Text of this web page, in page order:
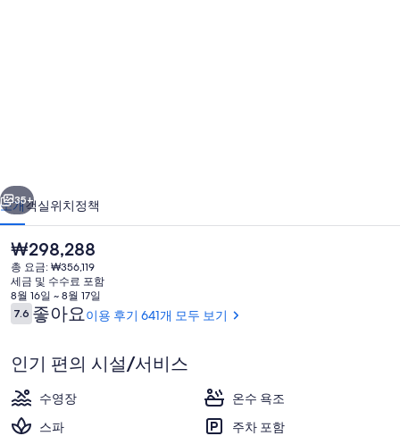
의
사
진
갤
러
푸드 코트
35+
소개객실위치정책
현
재
가
격
은
₩298,288
₩298,288
총 요금: ₩356,119
세금 및 수수료 포함
8월 16일 ~ 8월 17일
이
용
기
7.610점 만점 중 7.6점.
좋아요이용 후기 641개 모두 보기
인기 편의 시설/서비스
수영장
온수 욕조
스파
주차 포함